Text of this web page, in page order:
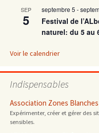
SEP
5
septembre 5 -
Festival de
naturel: du 5 au
Voir le calendrier
Indispensables
Association Zones
Expérimenter, créer et gérer des
sensibles.